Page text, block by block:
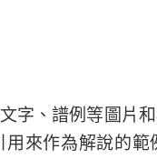
字、譜例等圖片
來作為解說的